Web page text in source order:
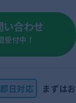
い合わせ
受付中！
即日対応 まずはお